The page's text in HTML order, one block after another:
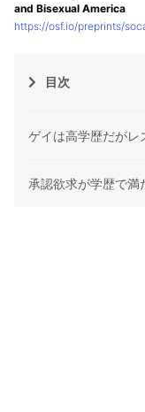
and Bisexual America
https://osf.io/preprints/
目次
ゲイは高学歴だがレ
承認欲求が学歴で満